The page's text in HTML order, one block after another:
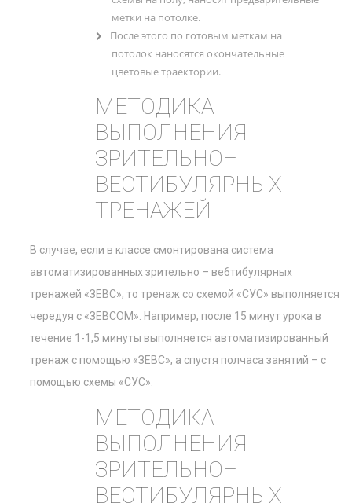
метки на потолке.
После этого по готовым меткам на
потолок наносятся окончательные
цветовые траектории.
МЕТОДИКА
ВЫПОЛНЕНИЯ
ЗРИТЕЛЬНО–
ВЕСТИБУЛЯРНЫХ
ТРЕНАЖЕЙ
В случае, если в классе смонтирована система
автоматизированных зрительно – ве6тибулярных
тренажей «ЗЕВС», то тренаж со схемой «СУС» выполняется
чередуя с «ЗЕВСОМ». Например, после 15 минут урока в
течение 1-1,5 минуты выполняется автоматизированный
тренаж с помощью «ЗЕВС», а спустя полчаса занятий – с
помощью схемы «СУС».
МЕТОДИКА
ВЫПОЛНЕНИЯ
ЗРИТЕЛЬНО–
ВЕСТИБУЛЯРНЫХ